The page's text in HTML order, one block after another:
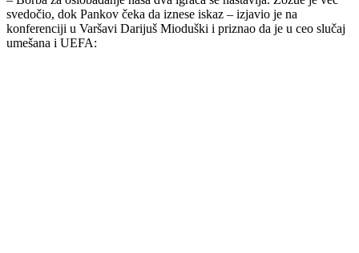
svedočio, dok Pankov čeka da iznese iskaz – izjavio je na
konferenciji u Varšavi Darijuš Mioduški i priznao da je u ceo slučaj
umešana i UEFA: